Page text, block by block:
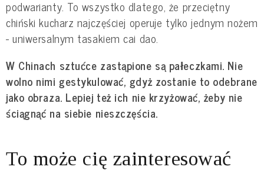
podwarianty. To wszystko dlatego, że przeciętny
chiński kucharz najczęściej operuje tylko jednym nożem
- uniwersalnym tasakiem cai dao.
W Chinach sztućce zastąpione są pałeczkami. Nie
wolno nimi gestykulować, gdyż zostanie to odebrane
jako obraza. Lepiej też ich nie krzyżować, żeby nie
ściągnąć na siebie nieszczęścia.
To może cię zainteresować